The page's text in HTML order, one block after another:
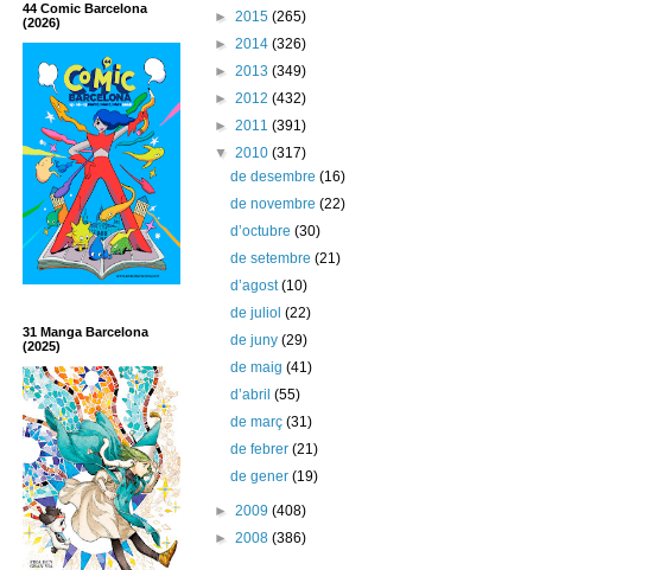
44 Comic Barcelona
(2026)
31 Manga Barcelona
(2025)
► 2015 (265)
► 2014 (326)
► 2013 (349)
► 2012 (432)
► 2011 (391)
▼ 2010 (317)
de desembre(16)
de novembre(22)
d’octubre(30)
de setembre(21)
d’agost(10)
de juliol(22)
de juny(29)
de maig(41)
d’abril(55)
de març(31)
de febrer(21)
de gener(19)
► 2009 (408)
► 2008 (386)